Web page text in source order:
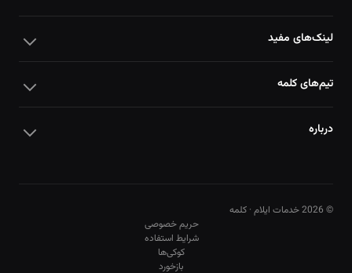
لینک‌های مفید
تیم‌های کلمه
درباره
© 2026 خدمات ایلام · کلمه
حریم خصوصی
شرایط استفاده
کوکی‌ها
بازخورد
10